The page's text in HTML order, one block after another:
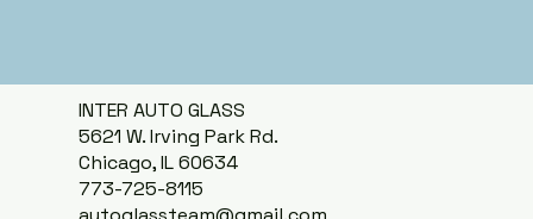
INTER AUTO GLASS
5621 W. Irving Park Rd.
Chicago, IL 60634
773-725-8115